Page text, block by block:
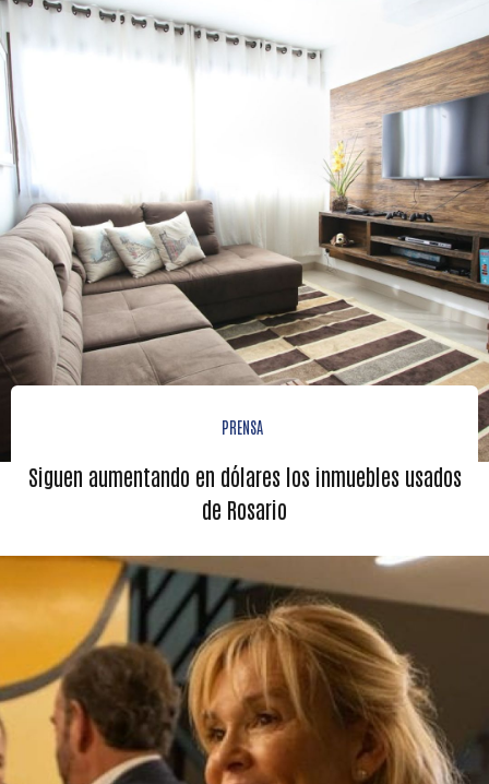
PRENSA
Siguen aumentando en dólares los inmuebles usados
de Rosario